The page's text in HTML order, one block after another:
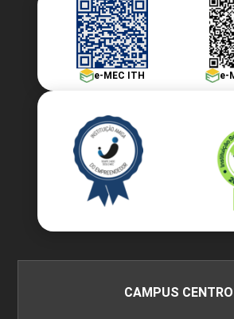
e-MEC ITH e-
CAMPUS CENTRO